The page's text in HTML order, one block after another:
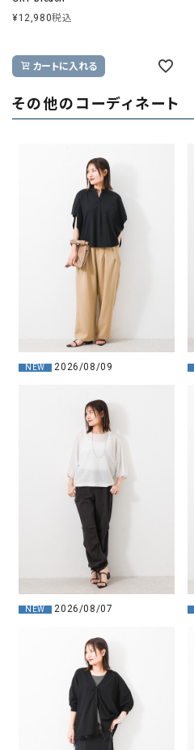
¥12,980税込
カートに入れる
その他のコーディネート
NEW 2026/08/09
NEW 2026/08/07